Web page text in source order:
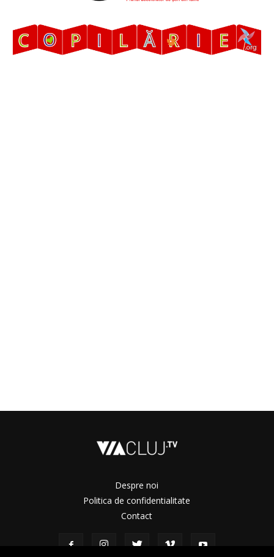
Despre noi
Politica de confidentialitate
Contact